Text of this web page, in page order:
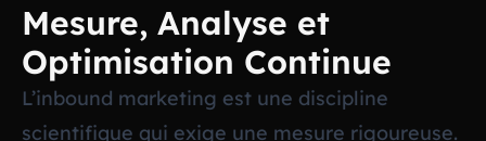
Mesure, Analyse et
Optimisation Continue
L’inbound marketing est une discipline
scientifique qui exige une mesure rigoureuse.